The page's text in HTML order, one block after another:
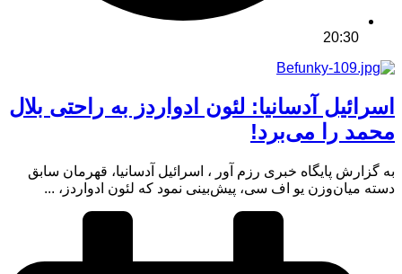
20:30
اسرائیل آدسانیا: لئون ادواردز به راحتی بلال
محمد را می‌برد!
به گزارش پایگاه خبری رزم آور ، اسرائیل آدسانیا، قهرمان سابق
دسته میان‌وزن یو اف سی، پیش‌بینی نمود که لئون ادواردز، ...